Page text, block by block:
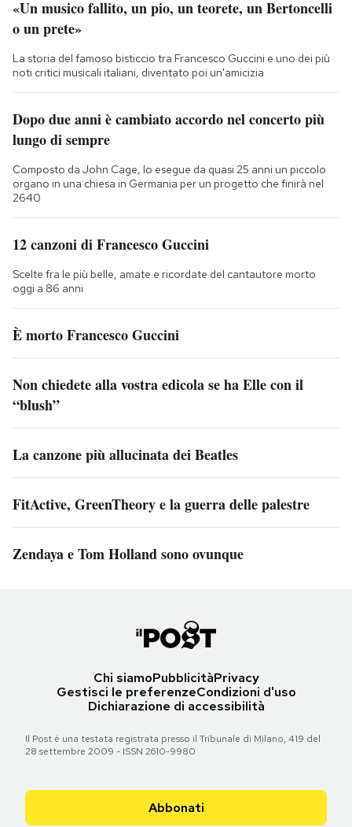
«Un musico fallito, un pio, un teorete, un Bertoncelli
o un prete»
La storia del famoso bisticcio tra Francesco Guccini e uno dei più
noti critici musicali italiani, diventato poi un'amicizia
Dopo due anni è cambiato accordo nel concerto più
lungo di sempre
Composto da John Cage, lo esegue da quasi 25 anni un piccolo
organo in una chiesa in Germania per un progetto che finirà nel
2640
12 canzoni di Francesco Guccini
Scelte fra le più belle, amate e ricordate del cantautore morto
oggi a 86 anni
È morto Francesco Guccini
Non chiedete alla vostra edicola se ha Elle con il
“blush”
La canzone più allucinata dei Beatles
FitActive, GreenTheory e la guerra delle palestre
Zendaya e Tom Holland sono ovunque
Chi siamoPubblicitàPrivacy
Gestisci le preferenzeCondizioni d'uso
Dichiarazione di accessibilità
Il Post è una testata registrata presso il Tribunale di Milano, 419 del
28 settembre 2009 - ISSN 2610-9980
Abbonati